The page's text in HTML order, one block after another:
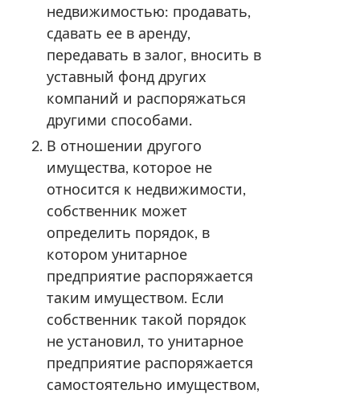
недвижимостью: продавать,
сдавать ее в аренду,
передавать в залог, вносить в
уставный фонд других
компаний и распоряжаться
другими способами.
В отношении другого
имущества, которое не
относится к недвижимости,
собственник может
определить порядок, в
котором унитарное
предприятие распоряжается
таким имуществом. Если
собственник такой порядок
не установил, то унитарное
предприятие распоряжается
самостоятельно имуществом,